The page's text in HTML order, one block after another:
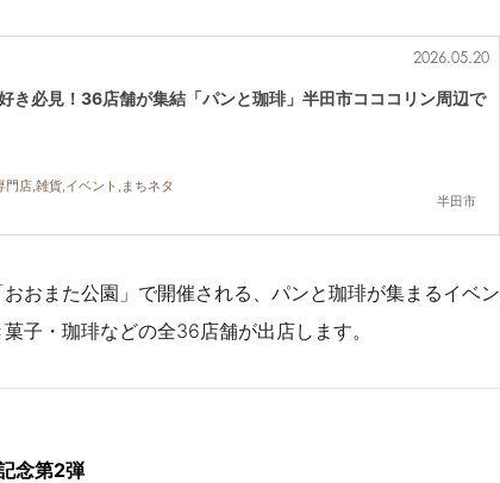
半田市
2026.05.20
き必見！36店舗が集結「パンと珈琲」半田市コココリン周辺で
店,雑貨,イベント,まちネタ
おまた公園」で開催される、パンと珈琲が集まるイベン
子・珈琲などの全36店舗が出店します。
念第2弾